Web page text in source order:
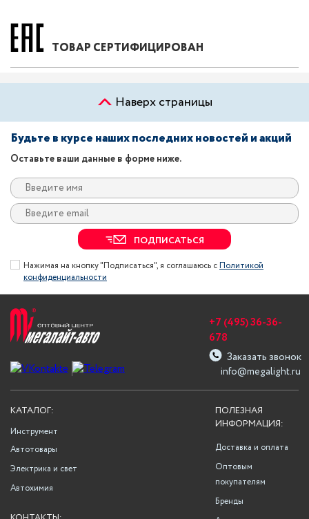
ТОВАР СЕРТИФИЦИРОВАН
Наверх страницы
Будьте в курсе наших последних новостей и акций
Оставьте ваши данные в форме ниже.
ПОДПИСАТЬСЯ
Нажимая на кнопку "Подписаться", я соглашаюсь сПолитикой
конфиденциальности
info@megalight.ru
+7 (495) 36-36-
678
Заказать звонок
ПОЛЕЗНАЯ
ИНФОРМАЦИЯ:
Доставка и оплата
Оптовым
покупателям
Бренды
КАТАЛОГ:
Инструмент
Автотовары
Электрика и свет
Автохимия